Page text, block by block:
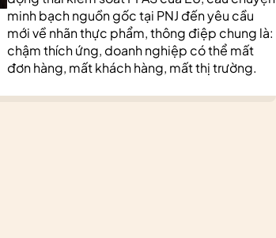
minh bạch nguồn gốc tại PNJ đến yêu cầu
mới về nhãn thực phẩm, thông điệp chung là:
chậm thích ứng, doanh nghiệp có thể mất
đơn hàng, mất khách hàng, mất thị trường.